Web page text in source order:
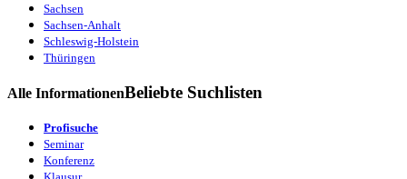
Sachsen
Sachsen-Anhalt
Schleswig-Holstein
Thüringen
Alle InformationenBeliebte Suchlisten
Profisuche
Seminar
Konferenz